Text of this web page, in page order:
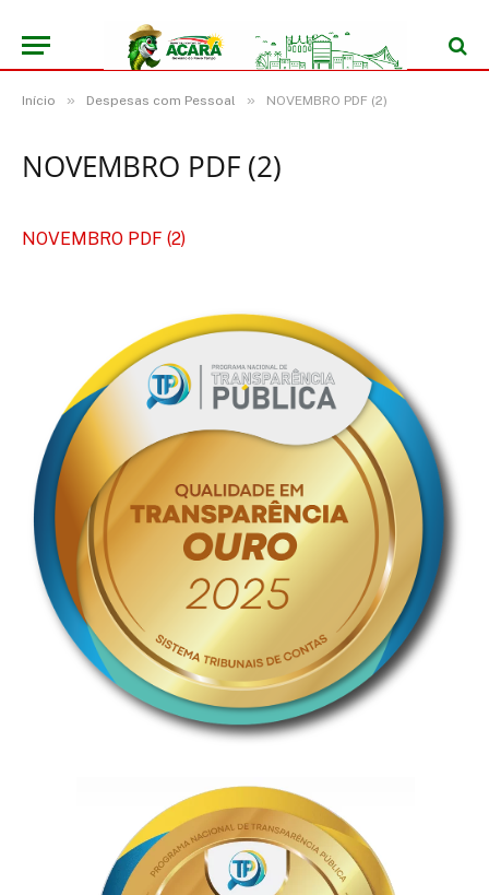
Início » Despesas com Pessoal » NOVEMBRO PDF (2)
NOVEMBRO PDF (2)
NOVEMBRO PDF (2)